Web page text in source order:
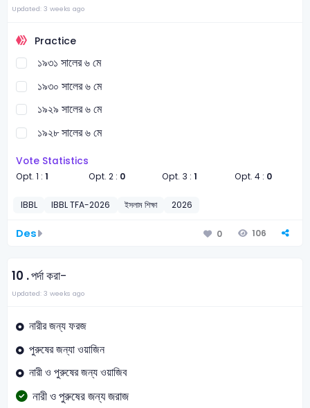
Updated: 3 weeks ago
Practice
১৯৩১ সালের ৬ মে
১৯৩০ সালের ৬ মে
১৯২৯ সালের ৬ মে
১৯২৮ সালের ৬ মে
Vote Statistics
Opt. 1 :1 Opt. 2 : 0 Opt. 3 : 1 Opt. 4 : 0
IBBL IBBL TFA-2026 ইসলাম শিক্ষা 2026
Des 0 106
10 .পর্দা করা-
Updated: 3 weeks ago
নারীর জন্য ফরজ
পুরুষের জন্যা ওয়াজিন
নারী ও পুরুষের জন্য ওয়াজিব
নারী ও পুরুষের জন্য জরাজ